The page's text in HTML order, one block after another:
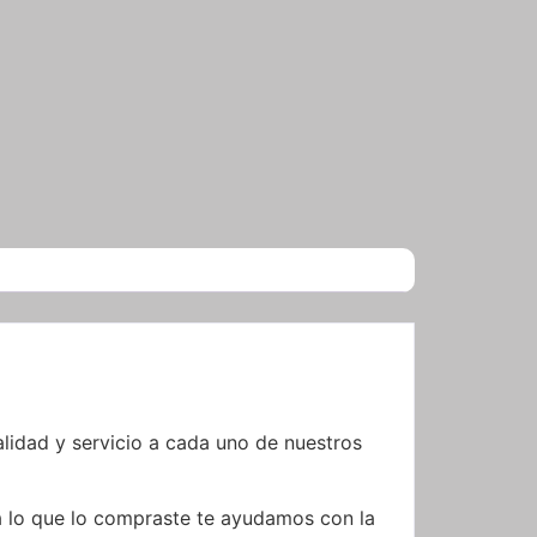
y servicio a cada uno de nuestros
lo que lo compraste te ayudamos con la